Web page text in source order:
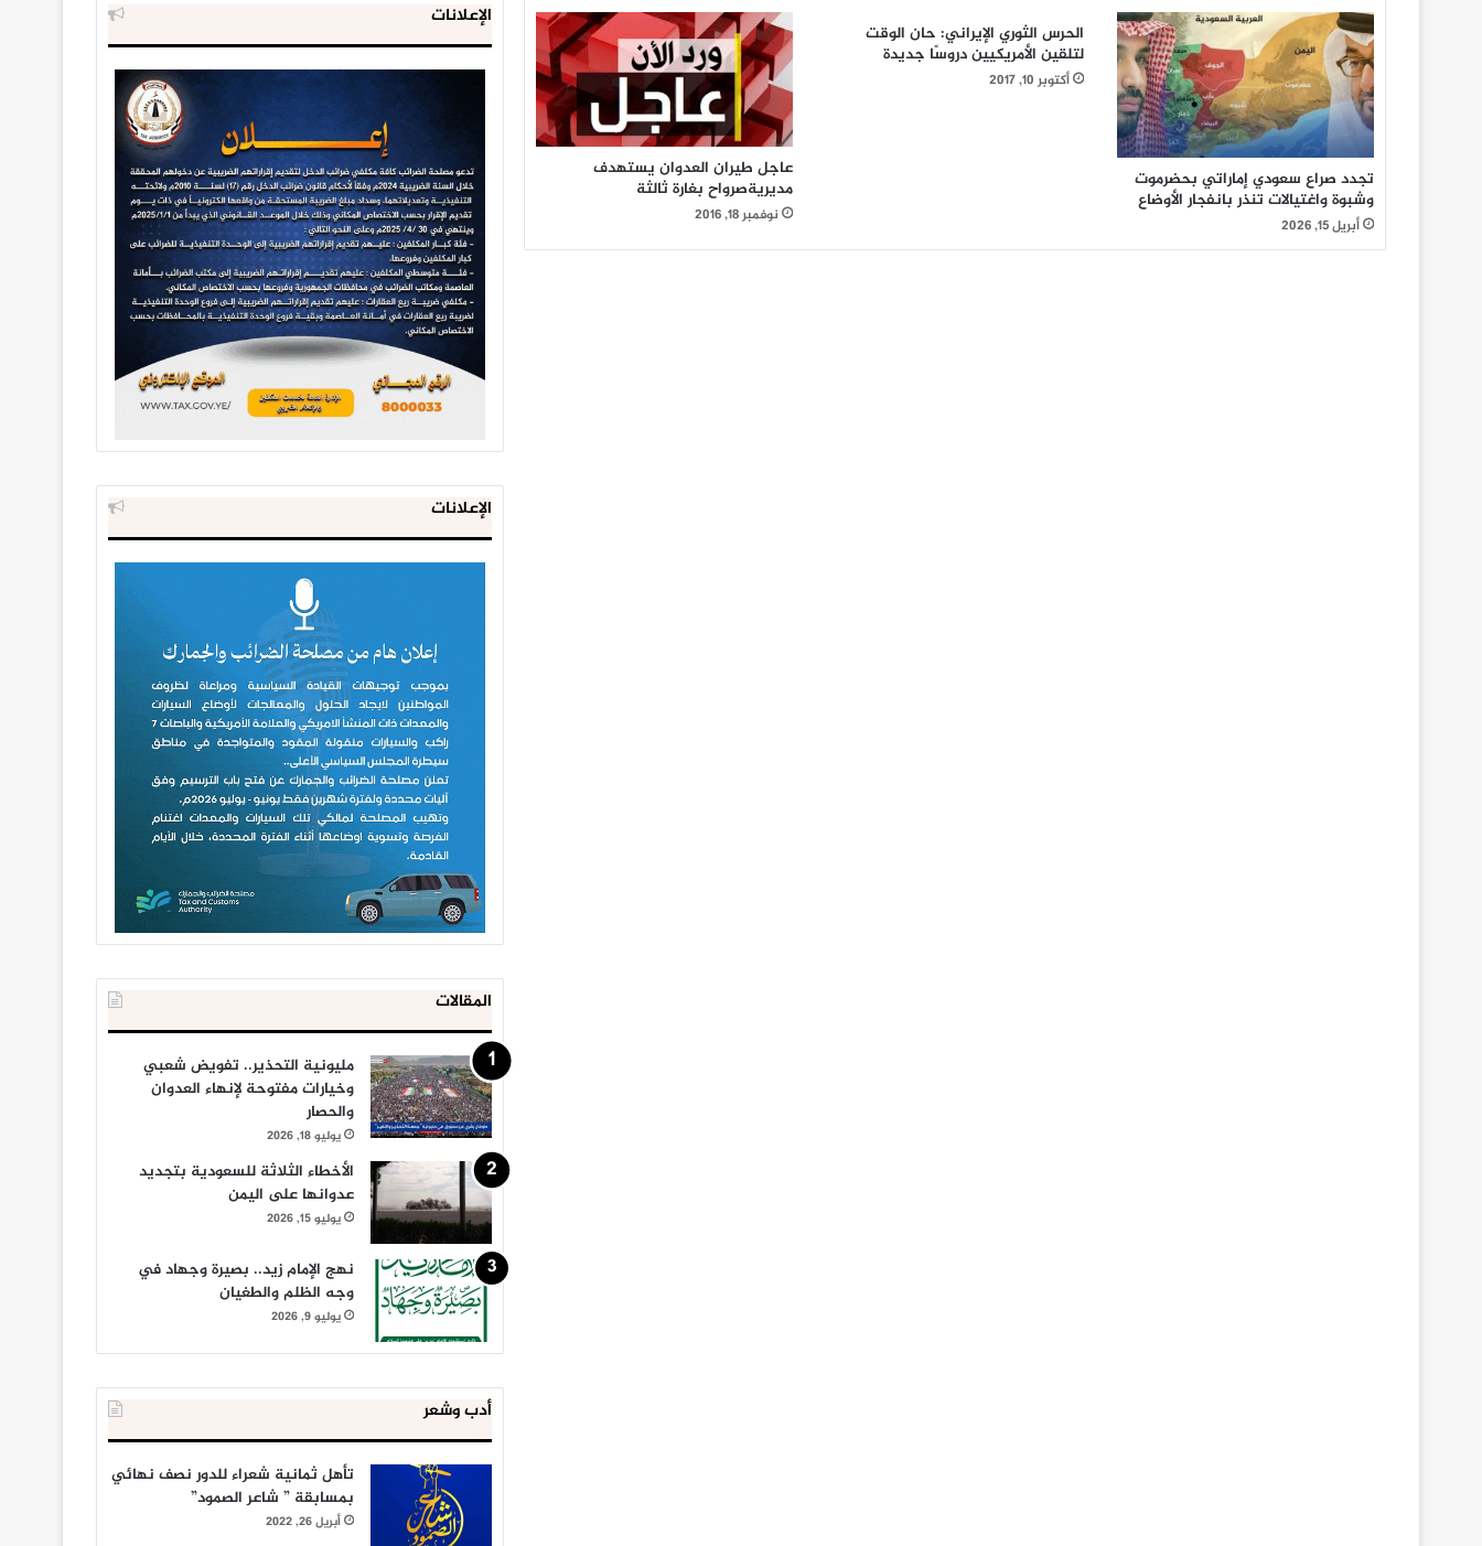
تجدد صراع سعودي إماراتي بحضرموت
وشبوة واغتيالات تنذر بانفجار الأوضاع
أبريل 15, 2026
الحرس الثوري الإيراني: حان الوقت
لتلقين الأمريكيين دروسًا جديدة
أكتوبر 10, 2017
عاجل طيران العدوان يستهدف
مديريةصرواح بغارة ثالثة
نوفمبر 18, 2016
الإعلانات
الإعلانات
المقالات
مليونية التحذير.. تفويض شعبي
وخيارات مفتوحة لإنهاء العدوان
والحصار
يوليو 18, 2026
الأخطاء الثلاثة للسعودية بتجديد
عدوانها على اليمن
يوليو 15, 2026
نهج الإمام زيد.. بصيرة وجهاد في
وجه الظلم والطغيان
يوليو 9, 2026
أدب وشعر
تأهل ثمانية شعراء للدور نصف نهائي
بمسابقة ” شاعر الصمود”
أبريل 26, 2022